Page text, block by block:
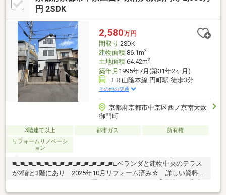
粧台新調■レンジフード新調 ■外壁塗装 など＼お気軽にご予約
メージするうえでとても重要！物件以外のご相談もＯＫ♪水面下の
最新情報をお送りいたします！
円 2SDK
2,580万円
間取り 2SDK
建物面積86.1m2
土地面積64.42m2
築年月 1995年7月(築31年2ヶ月)
ＪＲ山陰本線 円町駅 徒歩3分
その他の交通
京都府京都市中京区西ノ京南大炊
御門町
3階建て以上 都市ガス
所有権
リフォームリノベーシ
ョン
■□■□■□■□■□■□■□■□■□■□■□■□■□ベランダと建物中央のテラス
が2階と3階にあり 2025年10月リフォーム済み☆ 詳しい資料は
お気軽にリノライフまでお問い合わせください。【現地のご案内
について】・平日や夜遅い時間帯のご案内も可能・ご自宅や最寄